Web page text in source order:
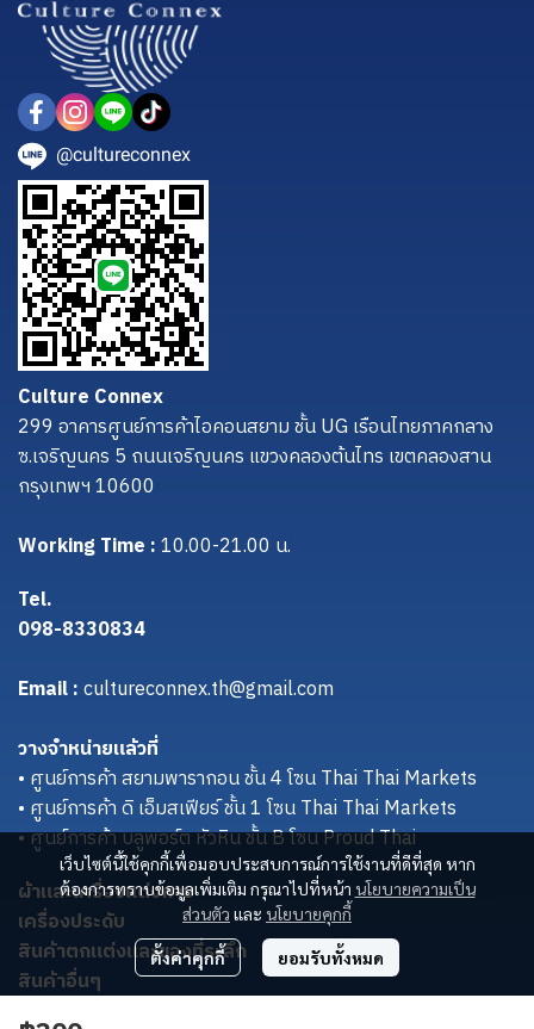
เว็บไซต์นี้ใช้คุกกี้เพื่อมอบประสบการณ์การใช้งานที่ดีที่สุด หาก
ต้องการทราบข้อมูลเพิ่มเติม กรุณาไปที่หน้า นโยบายความเป็น
ส่วนตัว และ นโยบายคุกกี้
ตั้งค่าคุกกี้ ยอมรับทั้งหมด
@cultureconnex
Culture Connex
299 อาคารศูนย์การค้าไอคอนสยาม ชั้น UG เรือนไทยภาคกลาง
ซ.เจริญนคร 5 ถนนเจริญนคร แขวงคลองต้นไทร เขตคลองสาน
กรุงเทพฯ 10600
Working Time :10.00-21.00 น.
Tel.
098-8330834
Email :cultureconnex.th@gmail.com
วางจำหน่ายแล้วที่
• ศูนย์การค้า สยามพารากอน ชั้น 4 โซน Thai Thai Markets
• ศูนย์การค้า ดิ เอ็มสเฟียร์ ชั้น 1 โซน Thai Thai Markets
• ศูนย์การค้า บลูพอร์ต หัวหิน ชั้น B โซน Proud Thai
ผ้าและเครื่องแต่งกาย
เครื่องประดับ
สินค้าตกแต่งและของที่ระลึก
สินค้าอื่นๆ